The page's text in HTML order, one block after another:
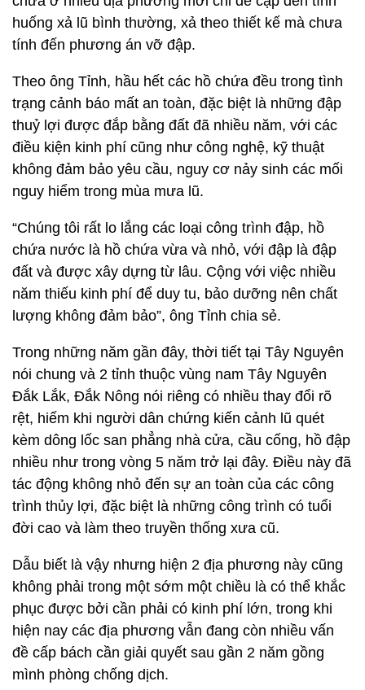
huống xả lũ bình thường, xả theo thiết kế mà chưa
tính đến phương án vỡ đập.
Theo ông Tỉnh, hầu hết các hồ chứa đều trong tình
trạng cảnh báo mất an toàn, đặc biệt là những đập
thuỷ lợi được đắp bằng đất đã nhiều năm, với các
điều kiện kinh phí cũng như công nghệ, kỹ thuật
không đảm bảo yêu cầu, nguy cơ nảy sinh các mối
nguy hiểm trong mùa mưa lũ.
“Chúng tôi rất lo lắng các loại công trình đập, hồ
chứa nước là hồ chứa vừa và nhỏ, với đập là đập
đất và được xây dựng từ lâu. Cộng với việc nhiều
năm thiếu kinh phí để duy tu, bảo dưỡng nên chất
lượng không đảm bảo”, ông Tỉnh chia sẻ.
Trong những năm gần đây, thời tiết tại Tây Nguyên
nói chung và 2 tỉnh thuộc vùng nam Tây Nguyên
Đắk Lắk, Đắk Nông nói riêng có nhiều thay đổi rõ
rệt, hiếm khi người dân chứng kiến cảnh lũ quét
kèm dông lốc san phẳng nhà cửa, cầu cống, hồ đập
nhiều như trong vòng 5 năm trở lại đây. Điều này đã
tác động không nhỏ đến sự an toàn của các công
trình thủy lợi, đặc biệt là những công trình có tuổi
đời cao và làm theo truyền thống xưa cũ.
Dẫu biết là vậy nhưng hiện 2 địa phương này cũng
không phải trong một sớm một chiều là có thể khắc
phục được bởi cần phải có kinh phí lớn, trong khi
hiện nay các địa phương vẫn đang còn nhiều vấn
đề cấp bách cần giải quyết sau gần 2 năm gồng
mình phòng chống dịch.